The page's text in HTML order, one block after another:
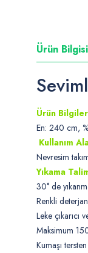
Ürün Bilgisi
Ürün
En: 240 cm,
Kullanım
Nevresim
Yıkama
30° de
Renkli deterjan
Leke çıkarıcı
Maksimum
Kumaşı